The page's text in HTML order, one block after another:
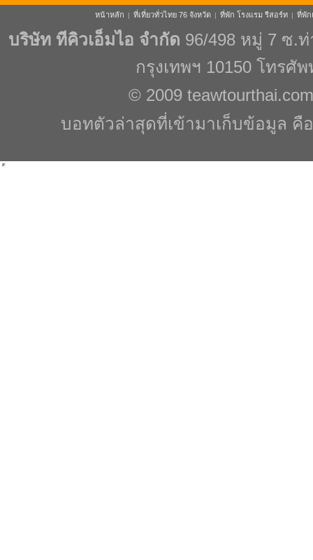
หน้าหลัก | ที่เที่ยวทั่วไทย 76 จังหวัด | ที่พัก โรงแรม รีสอร์ท | ที่พัก
บริษัท ทีคิวเอ็มไอ จำกัด 96/498 หมู่ 7 ซ.
กรุงเทพฯ 10150 โทรศั
© 2009 teawtourthai.com
บอทตัวล่าสุดที่เข้ามาเก็บข้อมูล คือ